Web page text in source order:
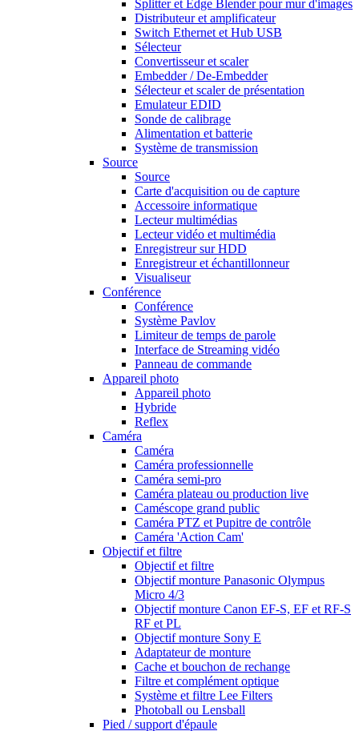
Splitter et Edge Blender pour mur d'images
Distributeur et amplificateur
Switch Ethernet et Hub USB
Sélecteur
Convertisseur et scaler
Embedder / De-Embedder
Sélecteur et scaler de présentation
Emulateur EDID
Sonde de calibrage
Alimentation et batterie
Système de transmission
Source
Source
Carte d'acquisition ou de capture
Accessoire informatique
Lecteur multimédias
Lecteur vidéo et multimédia
Enregistreur sur HDD
Enregistreur et échantillonneur
Visualiseur
Conférence
Conférence
Système Pavlov
Limiteur de temps de parole
Interface de Streaming vidéo
Panneau de commande
Appareil photo
Appareil photo
Hybride
Reflex
Caméra
Caméra
Caméra professionnelle
Caméra semi-pro
Caméra plateau ou production live
Caméscope grand public
Caméra PTZ et Pupitre de contrôle
Caméra 'Action Cam'
Objectif et filtre
Objectif et filtre
Objectif monture Panasonic Olympus
Micro 4/3
Objectif monture Canon EF-S, EF et RF-S
RF et PL
Objectif monture Sony E
Adaptateur de monture
Cache et bouchon de rechange
Filtre et complément optique
Système et filtre Lee Filters
Photoball ou Lensball
Pied / support d'épaule